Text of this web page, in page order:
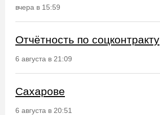
вчера в 15:59
Отчётность по соцконтракту
6 августа в 21:09
Сахарове
6 августа в 20:51